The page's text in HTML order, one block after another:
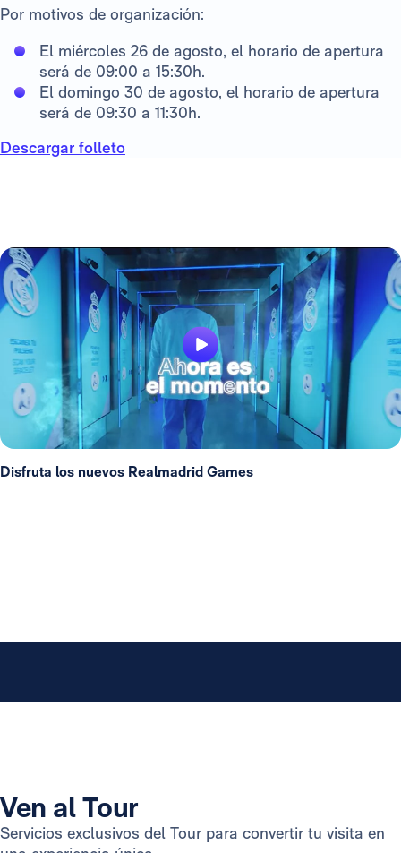
Por motivos de organización:
El miércoles 26 de agosto, el horario de apertura
será de 09:00 a 15:30h.
El domingo 30 de agosto, el horario de apertura
será de 09:30 a 11:30h.
Descargar folleto
Disfruta los nuevos Realmadrid Games
Ven al Tour
Servicios exclusivos del Tour para convertir tu visita en